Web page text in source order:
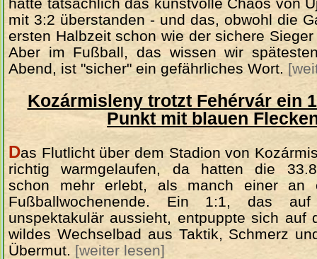
mit 3:2 überstanden - und das, obwohl die
ersten Halbzeit schon wie der sichere
Aber im Fußball, das wissen wir
Abend, ist "sicher" ein gefährliches Wort.
Kozármisleny trotzt Fehérvár ein
Punkt mit blauen
Das Flutlicht über dem Stadion von
richtig warmgelaufen, da hatten die
schon mehr erlebt, als manch einer an
Fußballwochenende. Ein 1:1, das
unspektakulär aussieht, entpuppte sich auf
wildes Wechselbad aus Taktik, Schmerz
Übermut. [weiter lesen]